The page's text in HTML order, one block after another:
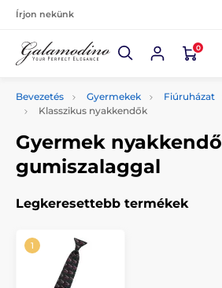
Írjon nekünk
0
Bevezetés Gyermekek Fiúruházat
Klasszikus nyakkendők
Gyermek nyakkendő
gumiszalaggal
Legkeresettebb termékek